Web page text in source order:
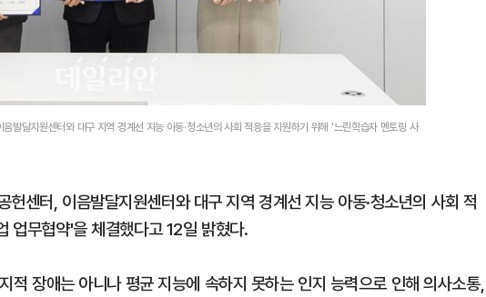
발달지원센터와 대구 지역 경계선 지능 아동·청소년의 사회 적응을 지원하기 위해 '느린학습자 멘토링 사
헌센터, 이음발달지원센터와 대구 지역 경계선 지능 아동·청소년의 사회 적
업무협약'을 체결했다고 12일 밝혔다.
장애는 아니나 평균 지능에 속하지 못하는 인지 능력으로 인해 의사소통,